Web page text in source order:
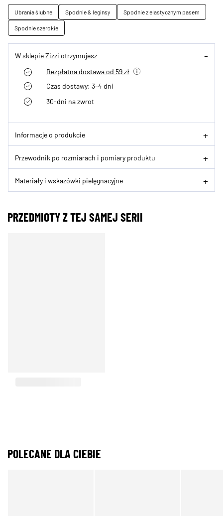
Ubrania ślubne Spodnie & leginsy
Spodnie z elastycznym pasem
Spodnie szerokie
W sklepie Zizzi otrzymujesz
Bezpłatna dostawa od 59 zł
Czas dostawy: 3–4 dni
30-dni na zwrot
Informacje o produkcie
Przewodnik po rozmiarach i pomiary produktu
Materiały i wskazówki pielęgnacyjne
PRZEDMIOTY Z TEJ SAMEJ SERII
POLECANE DLA CIEBIE